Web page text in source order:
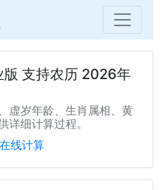
版 支持农历 2026年
虚岁年龄、生肖属相、黄
详细计算过程。
在线计算